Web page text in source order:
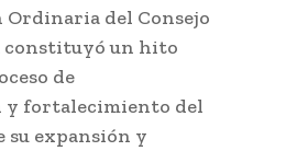
Ordinaria del Consejo
constituyó un hito
de
fortalecimiento del
su expansión y